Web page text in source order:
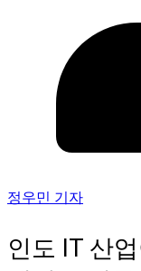
정우민 기자
인도 IT 산